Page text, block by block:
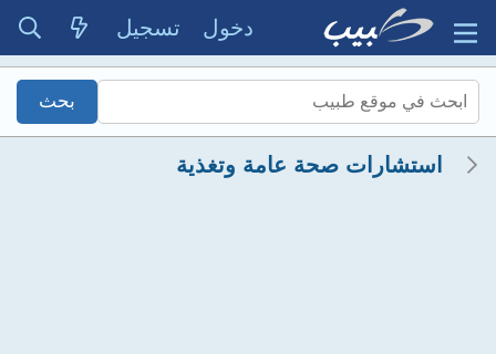
دخول تسجيل
استشارات صحة عامة وتغذية